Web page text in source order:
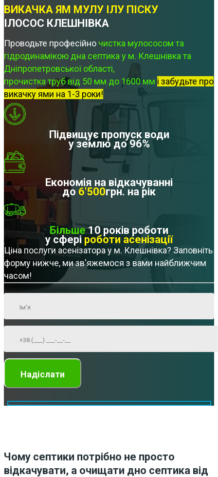
ВИКАЧКА ЯМ МУЛУ ІЛУ ПІСКУ
ІЛОСОС КЛЕШНІВКА
Проводьте професійно чистка мулососом та
гідродинамікою дна септика у м. Клешнівка та
Дніпропетровської області,
прочистка труб від 50 мм до 1600 мм і забудьте про
викачку ями на 1-3 роки!
Підвищує пропуск води
у землю до 96%
Економія на відкачуванні
до 6'500грн. на рік
Більше10 років роботи
у сфері роботи асенізації
Ціна послуги асенізатора у м. Клешнівка? Заповніть
форму нижче, ми зв'яжемося з вами найближчим
часом!
Чому септики потрібно не просто
відкачувати, а очищати дно септика від